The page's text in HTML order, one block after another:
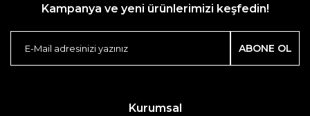
Kampanya ve yeni ürünlerimizi keşfedin!
ABONE OL
Kurumsal